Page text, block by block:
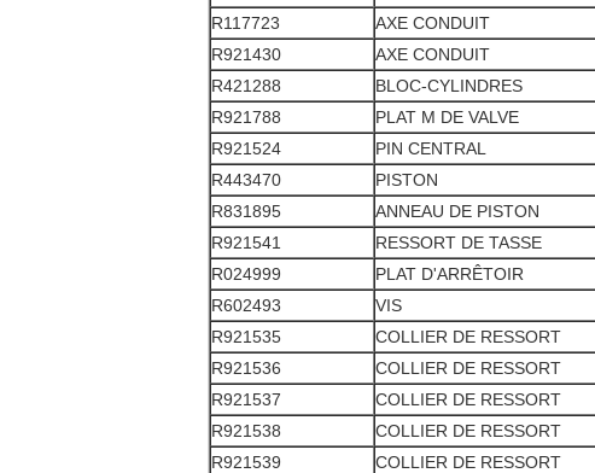
R117723
AXE CONDUIT
R921430
AXE CONDUIT
R421288
BLOC-CYLINDRES
R921788
PLAT M DE VALVE
R921524
PIN CENTRAL
R443470
PISTON
R831895
ANNEAU DE PISTON
R921541
RESSORT DE TASSE
R024999
PLAT D'ARRÊTOIR
R602493
VIS
R921535
COLLIER DE RESSORT
R921536
COLLIER DE RESSORT
R921537
COLLIER DE RESSORT
R921538
COLLIER DE RESSORT
R921539
COLLIER DE RESSORT